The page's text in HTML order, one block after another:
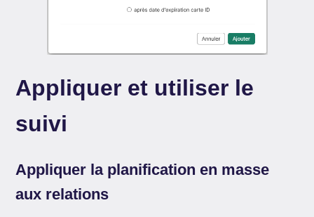
Appliquer et utiliser le
suivi
Appliquer la planification en masse
aux relations